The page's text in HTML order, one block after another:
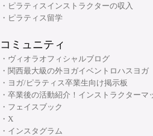
FAX:06-6262-5853
上記以外の時間および、日祝に
ームよりお問合せ下さいませ。
・ピラティスインストラクターの収入
・ピラティス留学
コミュニティ
・ヴィオラオフィシャルブログ
・関西最大級の外ヨガイベントロハスヨガ
・ヨガ/ピラティス卒業生向け掲示板
・卒業後の活動紹介！インストラクターマ
・フェイスブック
・X
・インスタグラム